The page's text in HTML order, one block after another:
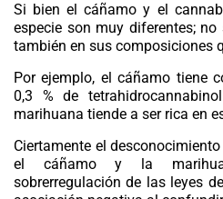
Si bien el cáñamo y el
especie son muy diferentes;
también en sus composiciones
Por ejemplo, el cáñamo tiene
0,3 % de
marihuana tiende a ser rica en
Ciertamente el
el cáñamo y la
sobrerregulación de las leyes